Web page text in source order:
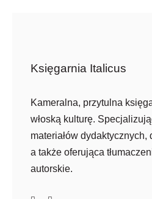
Księgarnia Italicus
Kameralna, przytulna
włoską kulturę.
materiałów
a także oferująca
autorskie.